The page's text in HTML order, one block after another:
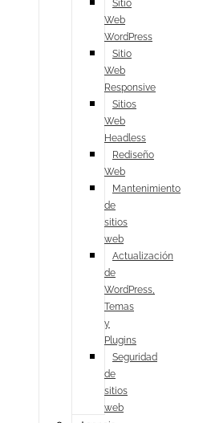
Sitio
Web
WordPress
Sitio
Web
Responsive
Sitios
Web
Headless
Rediseño
Web
Mantenimiento
de
sitios
web
Actualización
de
WordPress,
Temas
y
Plugins
Seguridad
de
sitios
web